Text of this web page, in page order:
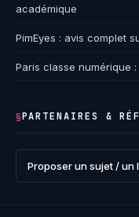
académique
PimEyes : avis complet
Paris classe numérique
§PARTENAIRES &
Proposer un sujet / un